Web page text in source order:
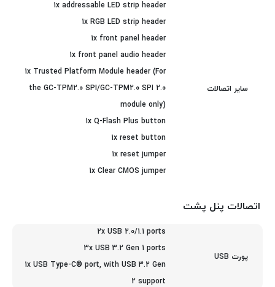
سایر اتصالات
1x addressable LED strip header
1x RGB LED strip header
1x front panel header
1x front panel audio header
1x Trusted Platform Module header (For
the GC-TPM2.0 SPI/GC-TPM2.0 SPI 2.0
module only)
1x Q-Flash Plus button
1x reset button
1x reset jumper
1x Clear CMOS jumper
اتصالات پنل پشت
پورت USB
2x USB 2.0/1.1 ports
3x USB 3.2 Gen 1 ports
1x USB Type-C® port, with USB 3.2 Gen
2 support